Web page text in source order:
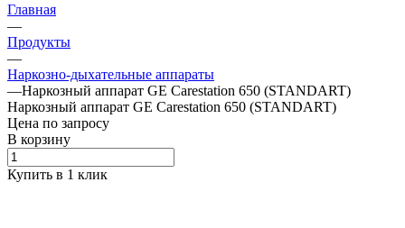
Главная
—
Продукты
—
Наркозно-дыхательные аппараты
—Наркозный аппарат GE Carestation 650 (STANDART)
Наркозный аппарат GE Carestation 650 (STANDART)
Цена по запросу
В корзину
Купить в 1 клик